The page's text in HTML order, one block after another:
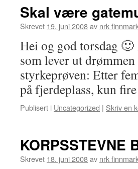
Skal være
Skrevet 19. juni 2008av nrk
Hei og god torsdag
som lever ut
styrkeprøven: Etter
på fjerdeplass, kun
Publisert i Uncategorized | Skriv en
KORPSSTEVNE
Skrevet 18. juni 2008av nrk